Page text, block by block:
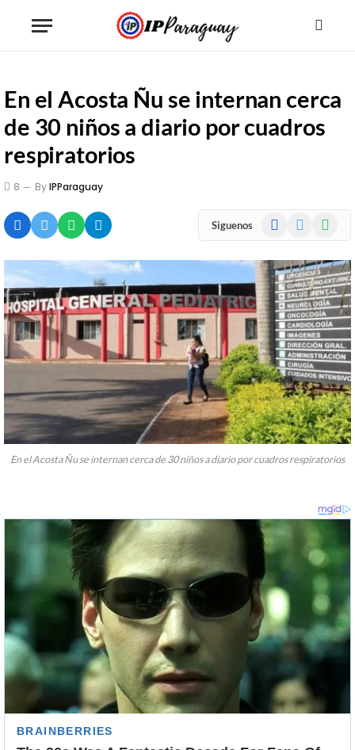
En el Acosta Ñu se internan cerca
de 30 niños a diario por cuadros
respiratorios
8 ByIPParaguay
Siguenos Facebook
En el Acosta Ñu se internan cerca de 30 niños a diario por cuadros respiratorios